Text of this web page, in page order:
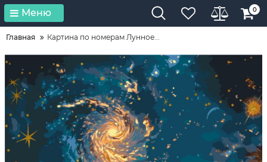
Меню 0
Главная Картина по номерам Лунное...